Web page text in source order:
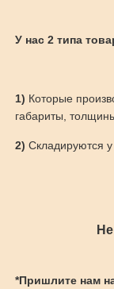
У нас 2 типа
1) Которые
габариты,
2) Складируются
*Пришлите нам